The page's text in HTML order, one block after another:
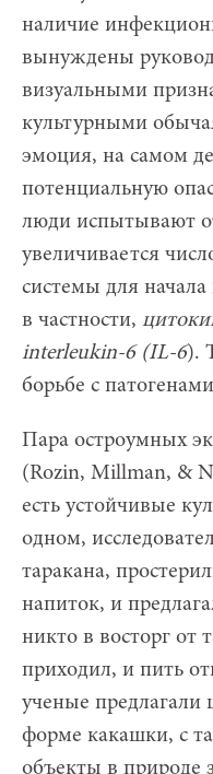
наличие
вынуждены
визуальными
культурными
эмоция, на самом
потенциальную
люди испытывают
увеличивается
системы для начала
в частности,
interleukin-6 (IL-6).
борьбе с
Пара остроумных
(Rozin, Millman, &
есть устойчивые
одном,
таракана,
напиток, и
никто в восторг от
приходил, и пить
ученые
форме какашки, с
объекты в природе